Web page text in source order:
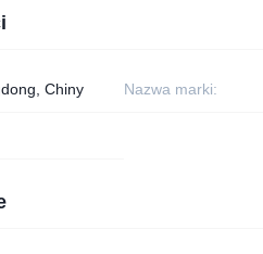
Chiny Nazwa marki: